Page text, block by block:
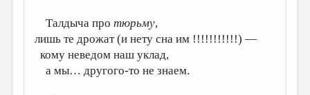
РЕДКОЛЛЕГИЯ
ОТ РЕДАКЦИИ
МАЛАЯ ПРОЗА
Талдыча протюрьму,
лишь те дрожат (и нету сна им !!!!!!!!!!!) —
кому неведом наш уклад,
а мы… другого-то не знаем.